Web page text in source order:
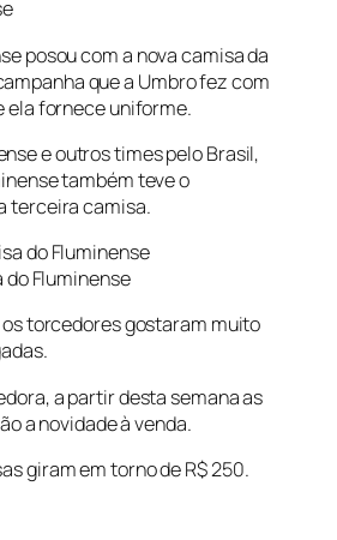
posou com a nova camisa da
que a Umbro fez com
ela fornece uniforme.
e outros times pelo Brasil,
também teve o
terceira camisa.
do Fluminense
torcedores gostaram muito
a partir desta semana as
a novidade à venda.
giram em torno de R$ 250.